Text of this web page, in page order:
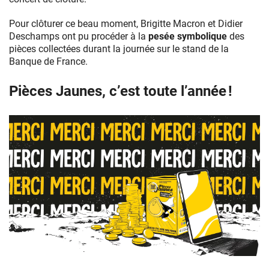
Pour clôturer ce beau moment, Brigitte Macron et Didier
Deschamps ont pu procéder à la pesée symbolique des
pièces collectées durant la journée sur le stand de la
Banque de France.
Pièces Jaunes, c’est toute l’année !